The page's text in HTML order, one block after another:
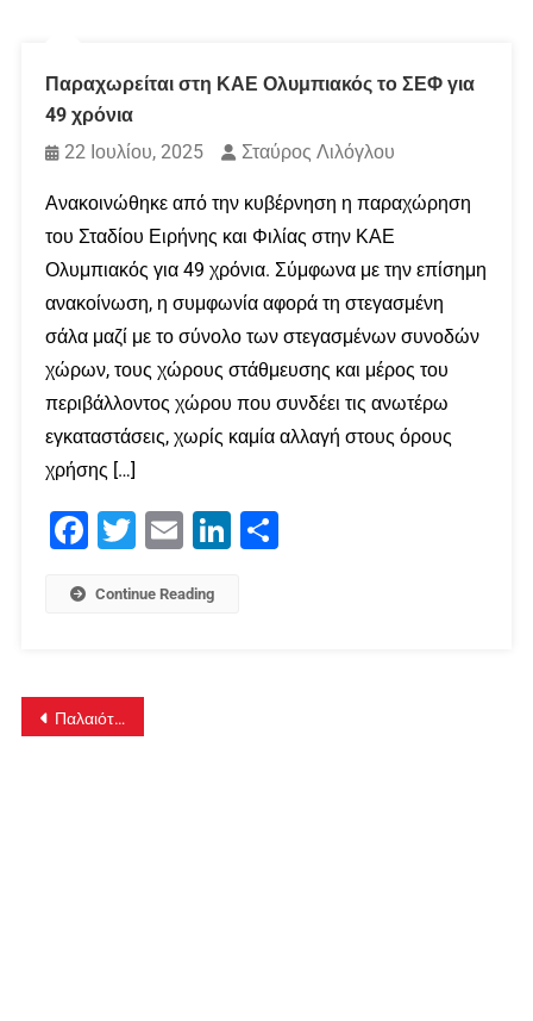
Παραχωρείται στη ΚΑΕ Ολυμπιακός το ΣΕΦ για
49 χρόνια
22 Ιουλίου, 2025
Σταύρος Λιλόγλου
Ανακοινώθηκε από την κυβέρνηση η παραχώρηση
του Σταδίου Ειρήνης και Φιλίας στην ΚΑΕ
Ολυμπιακός για 49 χρόνια. Σύμφωνα με την επίσημη
ανακοίνωση, η συμφωνία αφορά τη στεγασμένη
σάλα μαζί με το σύνολο των στεγασμένων συνοδών
χώρων, τους χώρους στάθμευσης και μέρος του
περιβάλλοντος χώρου που συνδέει τις ανωτέρω
εγκαταστάσεις, χωρίς καμία αλλαγή στους όρους
χρήσης […]
Facebook
Twitter Email LinkedIn
Continue Reading
Πλοήγηση
άρθρων
Παλαιότερα άρθρα